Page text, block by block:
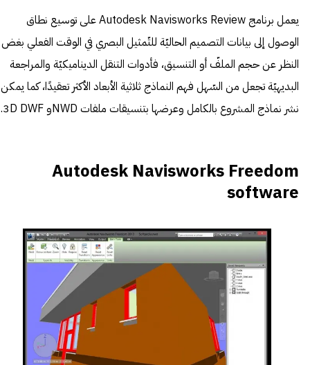
يعمل برنامج Autodesk Navisworks Review على توسيع نطاق
الوصول إلى بيانات التصميم الحاليّة للتّمثيل البصري في الوقت الفعلي بغض
النظر عن حجم الملفّ أو التنسيق، فأدوات التنقل الديناميكيّة والمراجعة
البديهيّة تجعل من السّهل فهم النماذج ثلاثية الأبعاد الأكثر تعقيدًا، كما يمكن
نشر نماذج المشروع بالكامل وعرضها بتنسيقات ملفات NWDو 3D DWF.
Autodesk Navisworks Freedom
software